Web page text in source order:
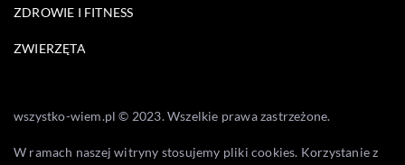
ZDROWIE I FITNESS
ZWIERZĘTA
wszystko-wiem.pl © 2023. Wszelkie prawa zastrzeżone.
W ramach naszej witryny stosujemy pliki cookies. Korzystanie z